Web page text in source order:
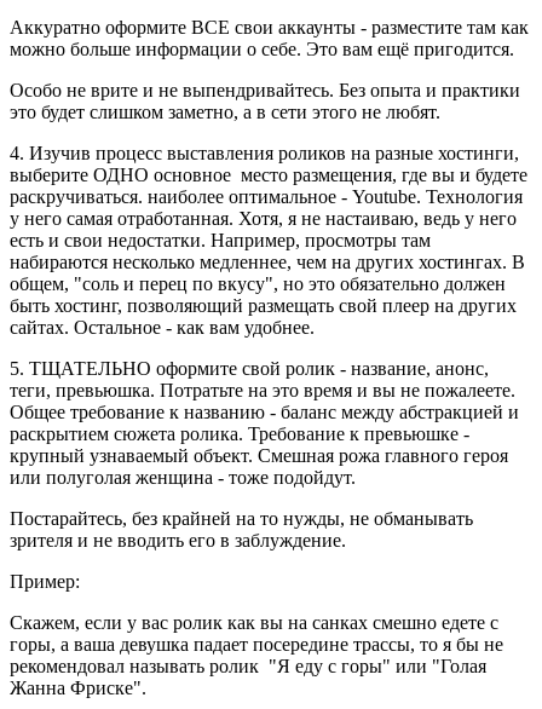
Аккуратно оформите ВСЕ свои аккаунты - разместите там как
можно больше информации о себе. Это вам ещё пригодится.
Особо не врите и не выпендривайтесь. Без опыта и практики
это будет слишком заметно, а в сети этого не любят.
4. Изучив процесс выставления роликов на разные хостинги,
выберите ОДНО основное место размещения, где вы и будете
раскручиваться. наиболее оптимальное - Youtube. Технология
у него самая отработанная. Хотя, я не настаиваю, ведь у него
есть и свои недостатки. Например, просмотры там
набираются несколько медленнее, чем на других хостингах. В
общем, "соль и перец по вкусу", но это обязательно должен
быть хостинг, позволяющий размещать свой плеер на других
сайтах. Остальное - как вам удобнее.
5. ТЩАТЕЛЬНО оформите свой ролик - название, анонс,
теги, превьюшка. Потратьте на это время и вы не пожалеете.
Общее требование к названию - баланс между абстракцией и
раскрытием сюжета ролика. Требование к превьюшке -
крупный узнаваемый объект. Смешная рожа главного героя
или полуголая женщина - тоже подойдут.
Постарайтесь, без крайней на то нужды, не обманывать
зрителя и не вводить его в заблуждение.
Пример:
Скажем, если у вас ролик как вы на санках смешно едете с
горы, а ваша девушка падает посередине трассы, то я бы не
рекомендовал называть ролик "Я еду с горы" или "Голая
Жанна Фриске".